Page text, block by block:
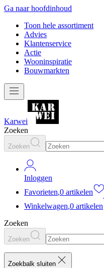
Ga naar hoofdinhoud
Toon hele assortiment
Advies
Klantenservice
Actie
Wooninspiratie
Bouwmarkten
Karwei
Zoeken
Zoeken
Inloggen
Favorieten,0 artikelen
Winkelwagen,0 artikelen
Zoeken
Zoeken
Zoekbalk sluiten